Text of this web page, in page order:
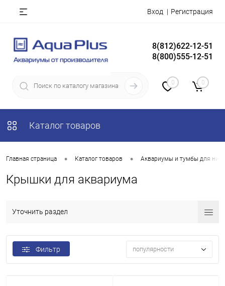
Вход Регистрация
8(812)622-12-51
8(800)555-12-51
0 0
Каталог товаров
Главная страница • Каталог товаров • Аквариумы и тумбы для них
Крышки для аквариума
Уточнить раздел
Фильтр популярности